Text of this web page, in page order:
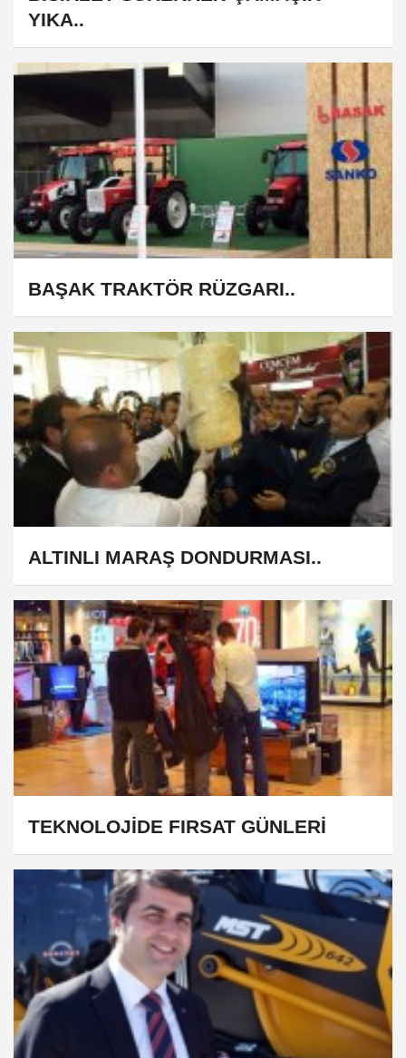
YIKA..
BAŞAK TRAKTÖR RÜZGARI..
ALTINLI MARAŞ DONDURMASI..
TEKNOLOJİDE FIRSAT GÜNLERİ